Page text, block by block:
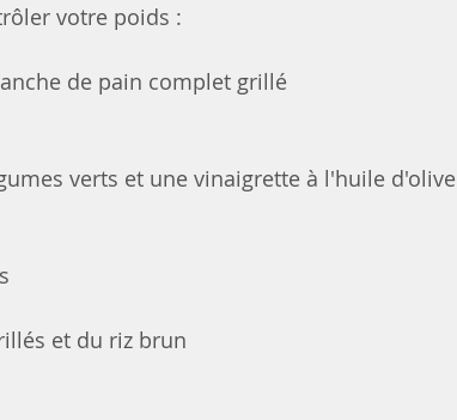
votre poids :
de pain complet grillé
verts et une vinaigrette à l'huile d'olive
et du riz brun